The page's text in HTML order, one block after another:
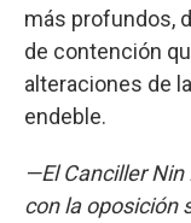
más profundos,
de contención
alteraciones de
endeble.
—El Canciller
con la oposición